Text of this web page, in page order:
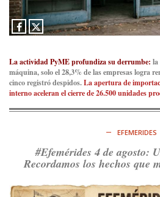
La actividad PyME profundiza su derrumbe: la
máquina, solo el 28,3% de las empresas logra
cinco registró despidos.La apertura de
interno aceleran el cierre de 26.500 unidades
EFEMERIDES
#Efemérides 4 de agosto:
Recordamos los hechos que